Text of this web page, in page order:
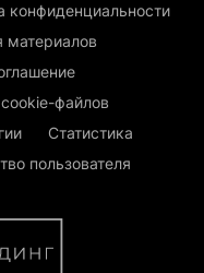
конфиденциальности
материалов
файлов
Статистика
пользователя